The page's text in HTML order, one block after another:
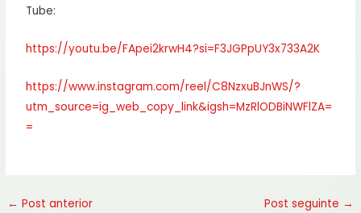
Tube:
https://youtu.be/FApei2krwH4?si=F3JGPpUY3x733A2K
https://www.instagram.com/reel/C8NzxuBJnWS/?
utm_source=ig_web_copy_link&igsh=MzRlODBiNWFlZA=
=
← Post anterior Post seguinte →